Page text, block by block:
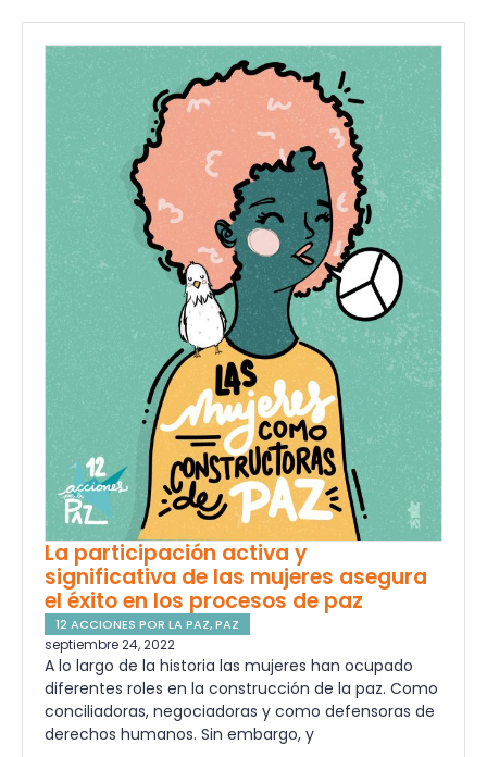
La participación activa y
significativa de las mujeres asegura
el éxito en los procesos de paz
12 ACCIONES POR LA PAZ,PAZ
septiembre 24, 2022
A lo largo de la historia las mujeres han ocupado
diferentes roles en la construcción de la paz. Como
conciliadoras, negociadoras y como defensoras de
derechos humanos. Sin embargo, y